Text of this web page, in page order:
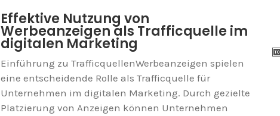
Effektive Nutzung von
Werbeanzeigen als Trafficquelle im
digitalen Marketing
Einführung zu TrafficquellenWerbeanzeigen spielen
eine entscheidende Rolle als Trafficquelle für
Unternehmen im digitalen Marketing. Durch gezielte
Platzierung von Anzeigen können Unternehmen